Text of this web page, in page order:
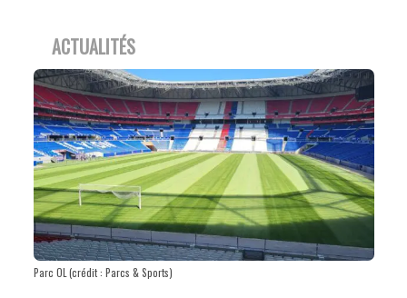
ACTUALITÉS
Parc OL (crédit : Parcs & Sports)